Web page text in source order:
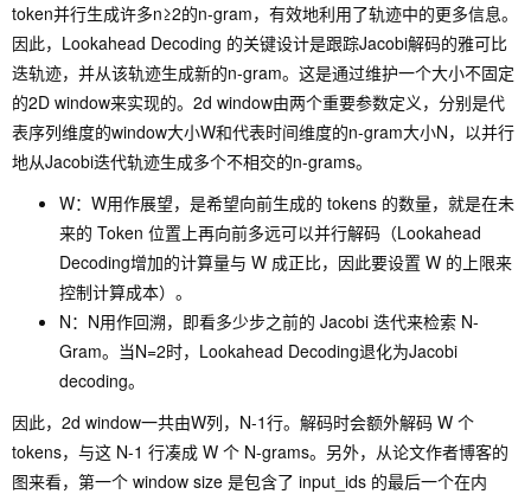
token并行生成许多n≥2的n-gram，有效地利用了轨迹中的更多信息。
因此，Lookahead Decoding 的关键设计是跟踪Jacobi解码的雅可比
迭轨迹，并从该轨迹生成新的n-gram。这是通过维护一个大小不固定
的2D window来实现的。2d window由两个重要参数定义，分别是代
表序列维度的window大小W和代表时间维度的n-gram大小N，以并行
地从Jacobi迭代轨迹生成多个不相交的n-grams。
W：W用作展望，是希望向前生成的 tokens 的数量，就是在未
来的 Token 位置上再向前多远可以并行解码（Lookahead
Decoding增加的计算量与 W 成正比，因此要设置 W 的上限来
控制计算成本）。
N：N用作回溯，即看多少步之前的 Jacobi 迭代来检索 N-
Gram。当N=2时，Lookahead Decoding退化为Jacobi
decoding。
因此，2d window一共由W列，N-1行。解码时会额外解码 W 个
tokens，与这 N-1 行凑成 W 个 N-grams。另外，从论文作者博客的
图来看，第一个 window size 是包含了 input_ids 的最后一个在内